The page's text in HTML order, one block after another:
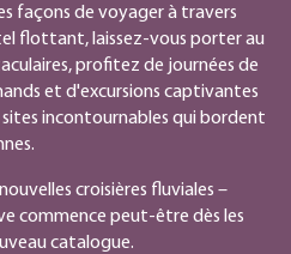
façons de voyager à travers
flottant, laissez-vous porter au
profitez de journées de
et d'excursions captivantes
sites incontournables qui bordent
croisières fluviales –
commence peut-être dès les
catalogue.